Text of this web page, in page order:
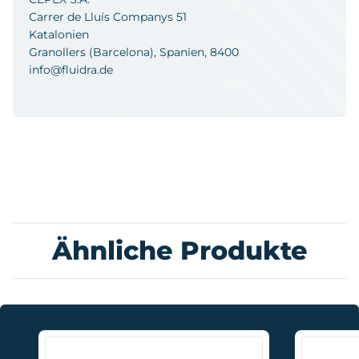
Carrer de Lluís Companys 51
Katalonien
Granollers (Barcelona), Spanien, 8400
info@fluidra.de
Ähnliche Produkte